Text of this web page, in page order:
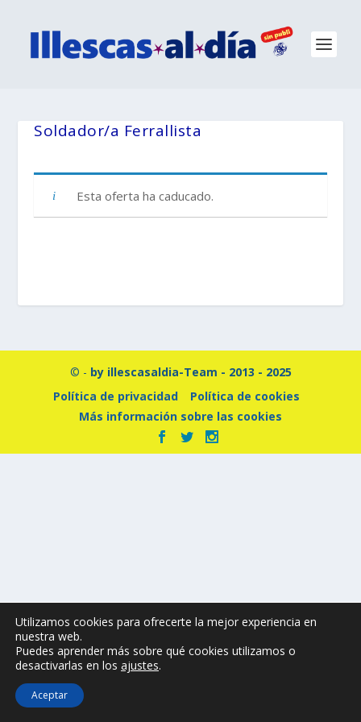
Soldador/a Ferrallista
Esta oferta ha caducado.
© - by illescasaldia-Team - 2013 - 2025
Política de privacidad
Política de cookies
Más información sobre las cookies
Utilizamos cookies para ofrecerte la mejor experiencia en
nuestra web.
Puedes aprender más sobre qué cookies utilizamos o
desactivarlas en los ajustes.
Aceptar